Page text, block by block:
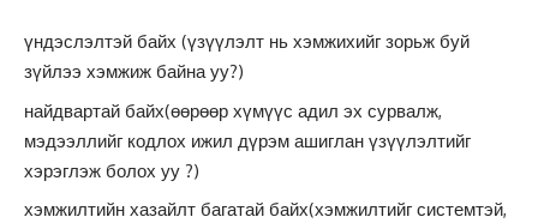
үндэслэлтэй байх (үзүүлэлт нь хэмжихийг зорьж буй
зүйлээ хэмжиж байна уу?)
найдвартай байх(өөрөөр хүмүүс адил эх сурвалж,
мэдээллийг кодлох ижил дүрэм ашиглан үзүүлэлтийг
хэрэглэж болох уу ?)
хэмжилтийн хазайлт багатай байх(хэмжилтийг системтэй,